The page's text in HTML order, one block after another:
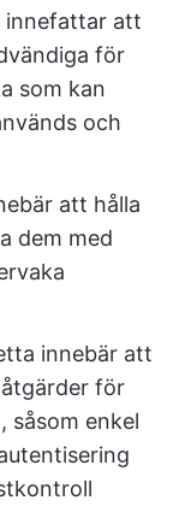
innefattar att
för
som kan
och
att hålla
dem med
innebär att
för
såsom enkel